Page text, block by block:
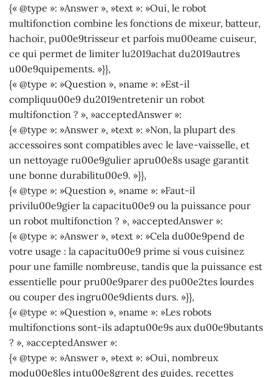
{« @type »: »Answer », »text »: »Oui, le robot
multifonction combine les fonctions de mixeur, batteur,
hachoir, pu00e9trisseur et parfois mu00eame cuiseur,
ce qui permet de limiter lu2019achat du2019autres
u00e9quipements. »}},
{« @type »: »Question », »name »: »Est-il
compliquu00e9 du2019entretenir un robot
multifonction ? », »acceptedAnswer »:
{« @type »: »Answer », »text »: »Non, la plupart des
accessoires sont compatibles avec le lave-vaisselle, et
un nettoyage ru00e9gulier apru00e8s usage garantit
une bonne durabilitu00e9. »}},
{« @type »: »Question », »name »: »Faut-il
privilu00e9gier la capacitu00e9 ou la puissance pour
un robot multifonction ? », »acceptedAnswer »:
{« @type »: »Answer », »text »: »Cela du00e9pend de
votre usage : la capacitu00e9 prime si vous cuisinez
pour une famille nombreuse, tandis que la puissance est
essentielle pour pru00e9parer des pu00e2tes lourdes
ou couper des ingru00e9dients durs. »}},
{« @type »: »Question », »name »: »Les robots
multifonctions sont-ils adaptu00e9s aux du00e9butants
? », »acceptedAnswer »:
{« @type »: »Answer », »text »: »Oui, nombreux
modu00e8les intu00e8grent des guides, recettes